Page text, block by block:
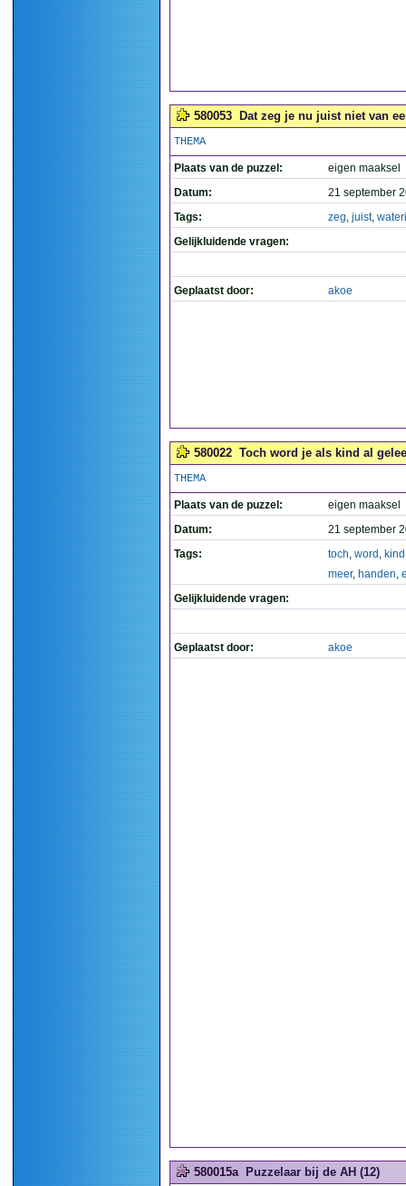
580053 Dat zeg je nu juist niet van
THEMA
Plaats van de puzzel:
eigen maaksel
Datum:
21 september
Tags:
zeg, juist,
Gelijkluidende vragen:
Geplaatst door: akoe
580022 Toch word je als kind al
THEMA
Plaats van de puzzel:
eigen maaksel
Datum:
21 september
Tags:
toch, word , kind
meer, handen,
Gelijkluidende vragen:
Geplaatst door: akoe
580015a Puzzelaar bij de AH (12)